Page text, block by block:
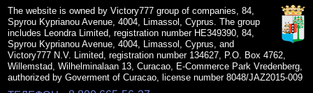
The website is owned by Victory777 group of companies, 84,
Spyrou Kyprianou Avenue, 4004, Limassol, Cyprus. The group
includes Leondra Limited, registration number HE349390, 84,
Spyrou Kyprianou Avenue, 4004, Limassol, Cyprus, and
Victory777 N.V. Limited, registration number 134627, P.O. Box 4762,
Willemstad, Wilhelminalaan 13, Curacao, E-Commerce Park Vredenberg,
authorized by Goverment of Curacao, license number 8048/JAZ2015-009